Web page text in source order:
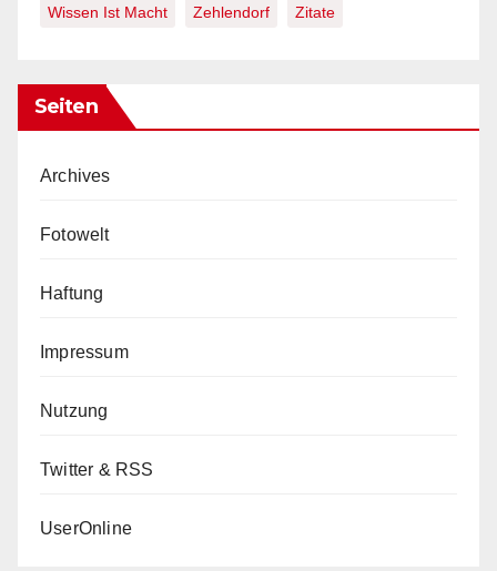
Wissen Ist Macht Zehlendorf Zitate
Seiten
Archives
Fotowelt
Haftung
Impressum
Nutzung
Twitter & RSS
UserOnline